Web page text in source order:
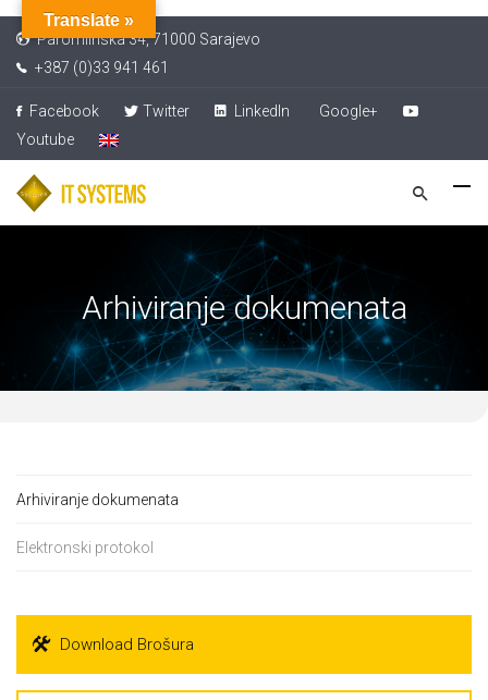
Paromlinska 34, 71000 Sarajevo
+387 (0)33 941 461
Facebook Twitter LinkedIn
Google+
Youtube
Arhiviranje dokumenata
Arhiviranje dokumenata
Elektronski protokol
Download Brošura
Translate »